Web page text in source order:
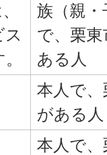
族（親
で、栗
ある人
本人で
がある人
本人で